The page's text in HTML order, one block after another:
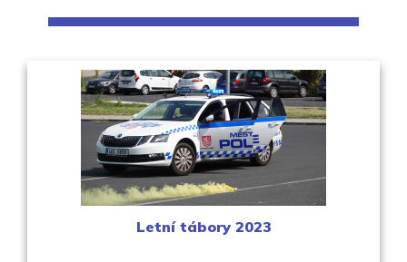
Letní tábory 2023